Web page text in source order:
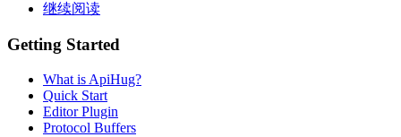
继续阅读
Getting Started
What is ApiHug?
Quick Start
Editor Plugin
Protocol Buffers